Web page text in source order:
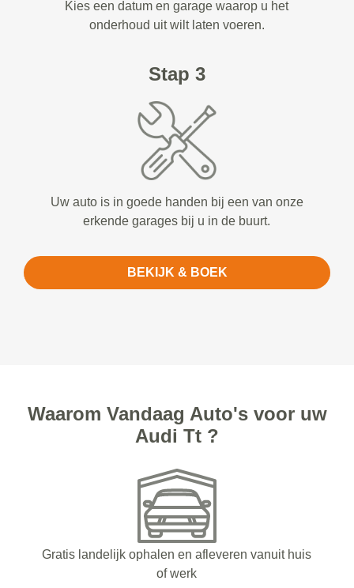
Kies een datum en garage waarop u het
onderhoud uit wilt laten voeren.
Stap 3
Uw auto is in goede handen bij een van onze
erkende garages bij u in de buurt.
BEKIJK & BOEK
Waarom Vandaag Auto's voor uw
Audi Tt ?
Gratis landelijk ophalen en afleveren vanuit huis
of werk